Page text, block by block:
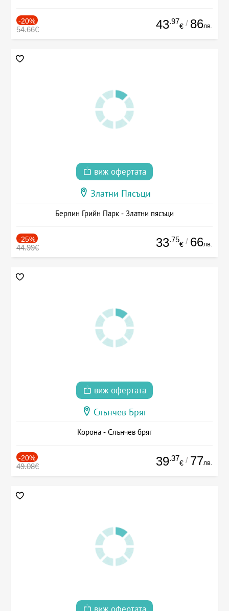
-20%
54.66€ 43.97
€ / 86лв.
виж офертата
Златни Пясъци
Берлин Грийн Парк - Златни пясъци
-25%
44.99€ 33.75
€ / 66лв.
виж офертата
Слънчев Бряг
Корона - Слънчев бряг
-20%
49.08€ 39.37
€ / 77лв.
виж офертата